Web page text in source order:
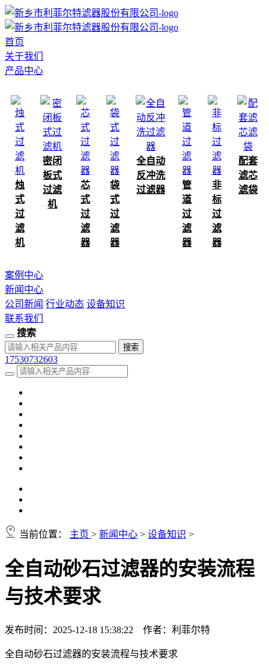
首页
关于我们
产品中心
烛
式
过
滤
机
密闭
板式
过滤
机
芯
式
过
滤
器
袋
式
过
滤
器
全自动
反冲洗
过滤器
管
道
过
滤
器
非
标
过
滤
器
配套
滤芯
滤袋
案例中心
新闻中心
公司新闻 行业动态 设备知识
联系我们
搜索
17530732603
当前位置： 主页 > 新闻中心 > 设备知识 >
全自动砂石过滤器的安装流程
与技术要求
发布时间：2025-12-18 15:38:22 作者：利菲尔特
全自动砂石过滤器的安装流程与技术要求